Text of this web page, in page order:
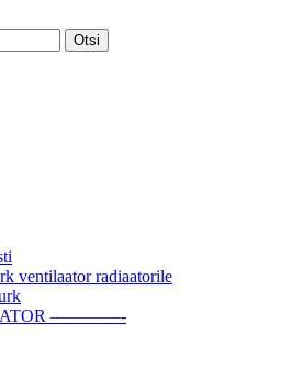
ventilaator radiaatorile
————-